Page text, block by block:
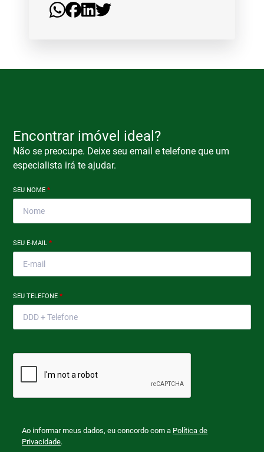
Encontrar imóvel ideal?
Não se preocupe. Deixe seu email e telefone que um
especialista irá te ajudar.
SEU NOME*
SEU E-MAIL*
SEU TELEFONE*
Ao informar meus dados, eu concordo com a Política de
Privacidade.